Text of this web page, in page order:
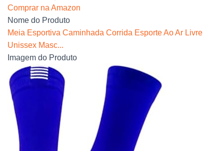
Comprar na Amazon
Nome do Produto
Meia Esportiva Caminhada Corrida Esporte Ao Ar Livre
Unissex Masc...
Imagem do Produto